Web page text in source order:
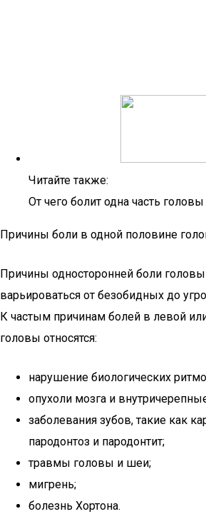
Читайте также:
От чего болит одна часть головы
Причины боли в одной половине
Причины односторонней боли
варьироваться от безобидных до
К частым причинам болей в левой
головы относятся:
нарушение биологических
опухоли мозга и
заболевания зубов, такие как
пародонтоз и пародонтит;
травмы головы и шеи;
мигрень;
болезнь Хортона.